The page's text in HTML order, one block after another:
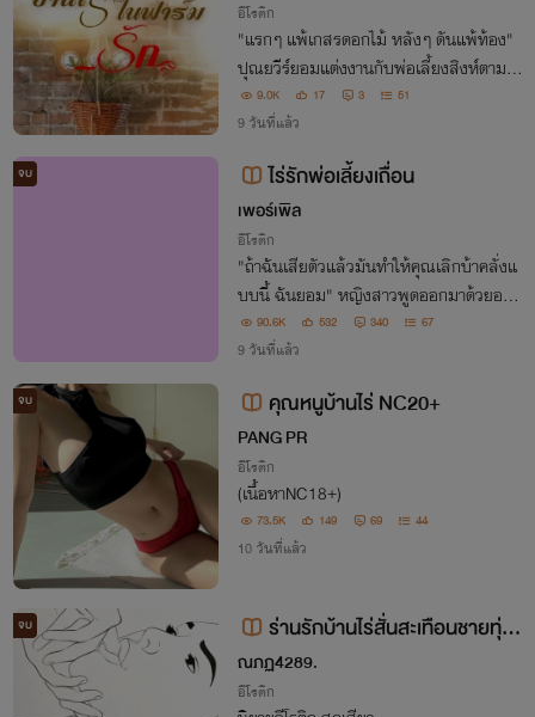
อีโรติก
"แรกๆ แพ้เกสรดอกไม้ หลังๆ ดันแพ้ท้อง"
ปุณยวีร์ยอมแต่งงานกับพ่อเลี้ยงสิงห์ตามคำ
ขอของผู้ใหญ่ทั้งสองฝ่าย เธอไม่ได้รักเขา เขา
ไม่ได้รักเธอ แต่เหตุใดสัมพันธ์ลึกซึ้งบนเตียง
ถึงได้เร่าร้อนมากถึงขนาดนั้น...
9.0K 17 3 51
9 วันที่แล้ว
จบ ไร่รักพ่อเลี้ยงเถื่อน
เพอร์เพิล
อีโรติก
"ถ้าฉันเสียตัวแล้วมันทำให้คุณเลิกบ้าคลั่งแ
บบนี้ ฉันยอม" หญิงสาวพูดออกมาด้วยอาก
ารมึนเมา"เธอพูดเองนะ" ปักษ์กระตุกยิ้มมุม
ปาก เขาตอบสนองคำพูดนั้นด้วยการกระชาก
อยเปล่า
90.6K 532 340 67
9 วันที่แล้ว
จบ คุณหนูบ้านไร่ NC20+
PANG PR
อีโรติก
(เนื้อหาNC18+)
73.5K 149 69 44
10 วันที่แล้ว
จบ
ร่านรักบ้านไร่สั่นสะเทือนชายทุ่ง
🔞🔥
ณภฏ4289.
อีโรติก